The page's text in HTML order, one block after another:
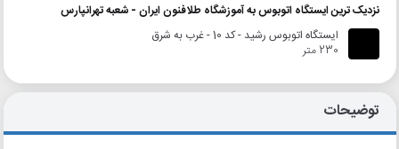
نزدیک ترین ایستگاه اتوبوس به آموزشگاه طلافنون ایران - شعبه تهرانپارس
ایستگاه اتوبوس رشید - کد 10 - غرب به شرق
230 متر
توضیحات